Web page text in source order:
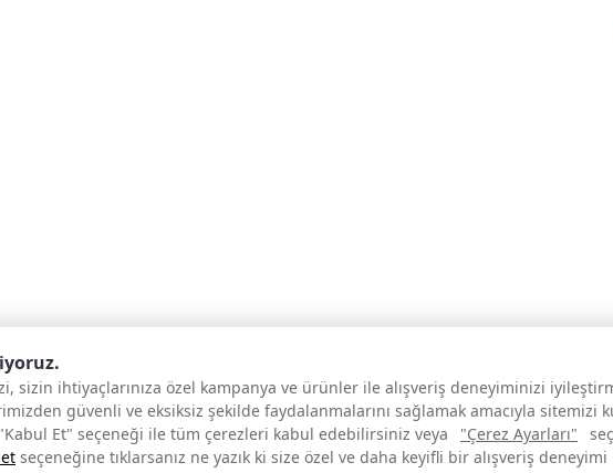
sizin ihtiyaçlarınıza özel kampanya ve ürünler ile alışveriş deneyiminizi
güvenli ve eksiksiz şekilde faydalanmalarını sağlamak amacıyla sitemizi
Et" seçeneği ile tüm çerezleri kabul edebilirsiniz veya
"Çerez Ayarları"
seçeneğine tıklarsanız ne yazık ki size özel ve daha keyifli bir alışveriş deneyimi